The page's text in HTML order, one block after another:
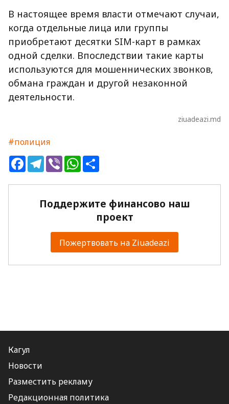
В настоящее время власти отмечают случаи,
когда отдельные лица или группы
приобретают десятки SIM-карт в рамках
одной сделки. Впоследствии такие карты
используются для мошеннических звонков,
обмана граждан и другой незаконной
деятельности.
ziuadeazi.md
#полиция
FacebookTelegram
ViberWhatsApp
Поддержите финансово наш
проект
Пожертвовать на Ziuadeazi
Кагул
Новости
Разместить рекламу
Редакционная политика